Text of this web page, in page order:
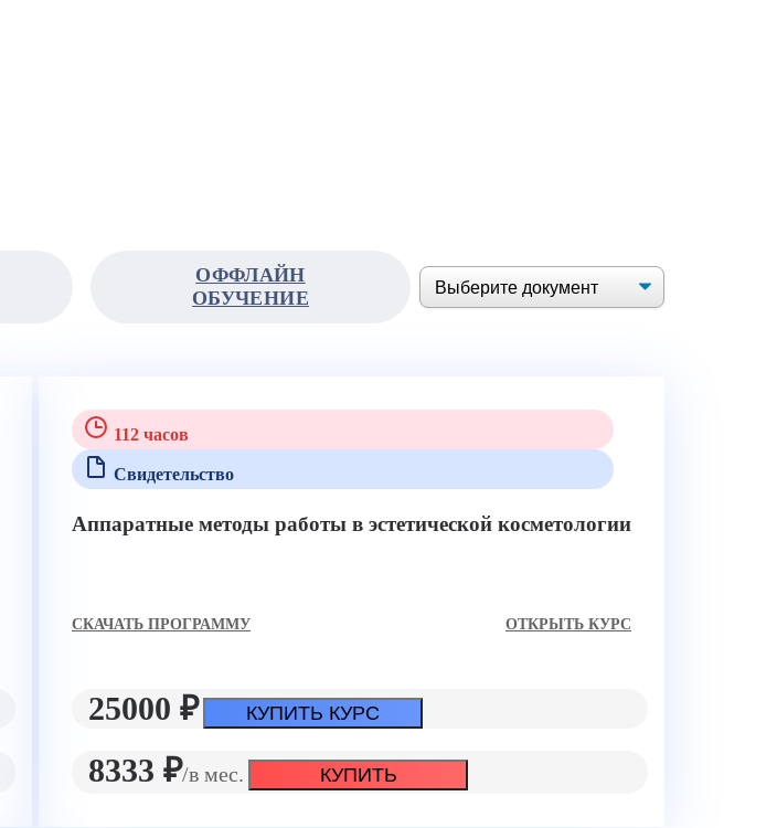
ОФФЛАЙН
ОБУЧЕНИЕ
112 часов
Свидетельство
Аппаратные методы работы в эстетической косметологии
CКАЧАТЬ ПРОГРАММУ ОТКРЫТЬ КУРС
25000 ₽ КУПИТЬ КУРС
8333 ₽/в мес. КУПИТЬ